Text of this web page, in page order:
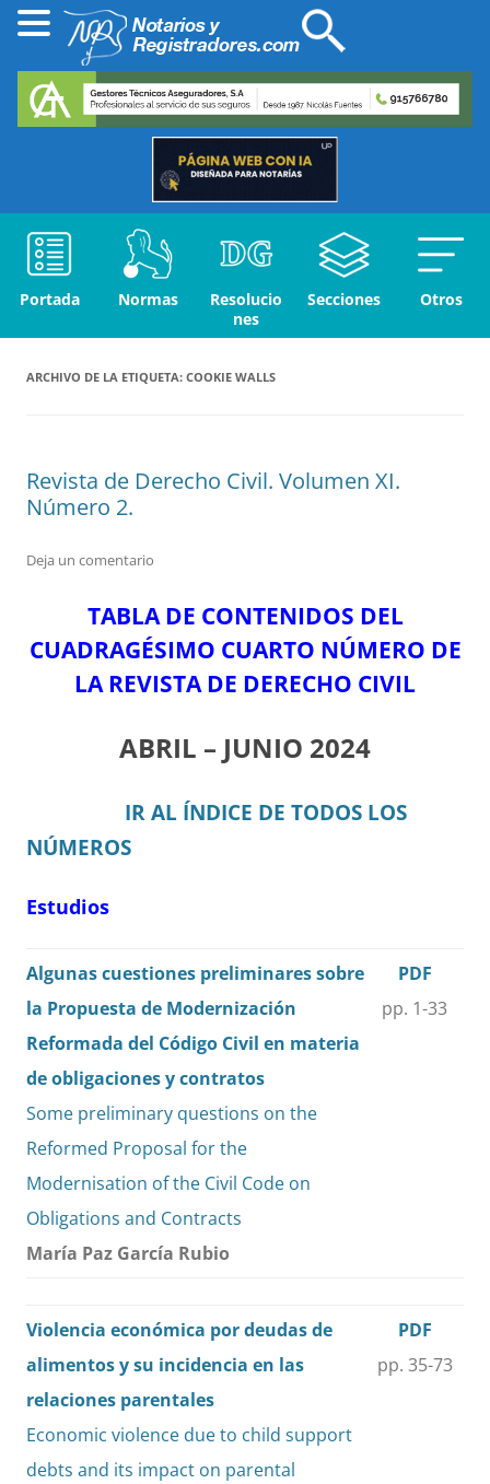
Portada Normas
Resolucio
nes
Secciones Otros
ARCHIVO DE LA ETIQUETA: COOKIE WALLS
Revista de Derecho Civil. Volumen XI.
Número 2.
Deja un comentario
TABLA DE CONTENIDOS DEL
CUADRAGÉSIMO CUARTO NÚMERO DE
LA REVISTA DE DERECHO CIVIL
ABRIL – JUNIO 2024
IR AL ÍNDICE DE TODOS LOS
NÚMEROS
Estudios
Algunas cuestiones preliminares sobre
la Propuesta de Modernización
Reformada del Código Civil en materia
de obligaciones y contratos
Some preliminary questions on the
Reformed Proposal for the
Modernisation of the Civil Code on
Obligations and Contracts
María Paz García Rubio
PDF
pp. 1-33
Violencia económica por deudas de
alimentos y su incidencia en las
relaciones parentales
Economic violence due to child support
debts and its impact on parental
PDF
pp. 35-73